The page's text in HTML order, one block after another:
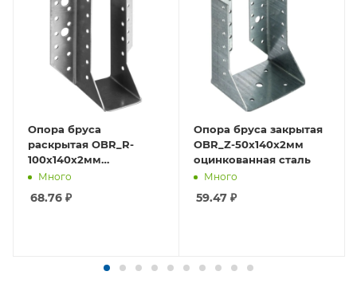
Опора бруса
раскрытая OBR_R-
100x140х2мм
оцинкованная сталь
Много
68.76 ₽
Опора бруса закрытая
OBR_Z-50x140х2мм
оцинкованная сталь
Много
59.47 ₽